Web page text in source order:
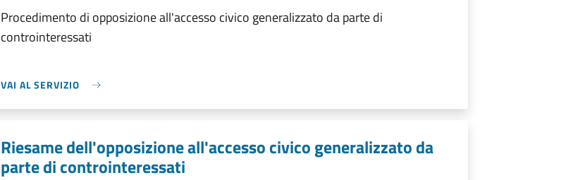
Procedimento di opposizione all'accesso civico generalizzato da parte di
controinteressati
VAI AL SERVIZIO
Riesame dell'opposizione all'accesso civico generalizzato da
parte di controinteressati